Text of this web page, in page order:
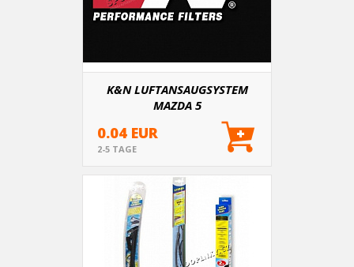
K&N LUFTANSAUGSYSTEM
MAZDA 5
0.04 EUR
2-5 TAGE